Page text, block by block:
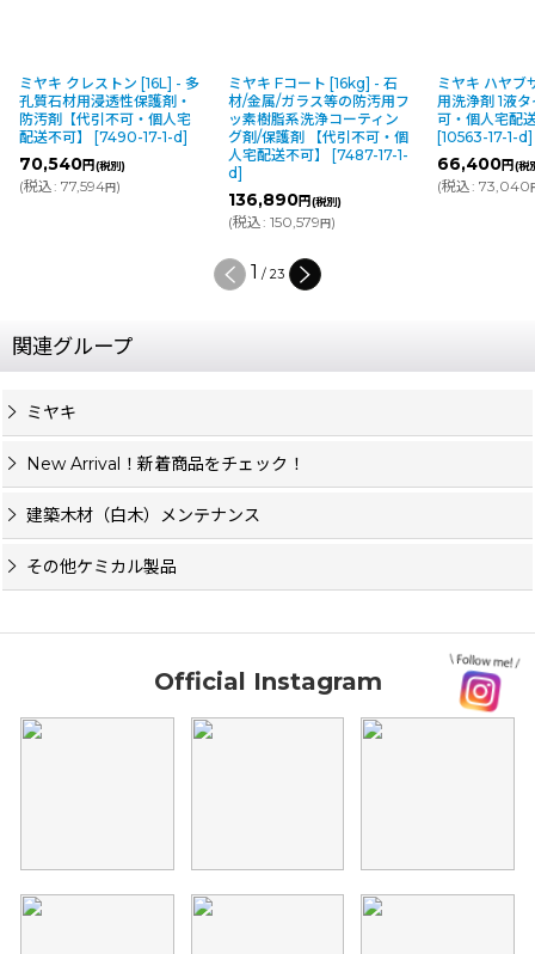
ミヤキ クレストン [16L] - 多
孔質石材用浸透性保護剤・
防汚剤【代引不可・個人宅
配送不可】
[7490-17-1-d]
70,540円(税別)
(税込: 77,594円)
ミヤキ Fコート [16kg] - 石
材/金属/ガラス等の防汚用フ
ッ素樹脂系洗浄コーティン
グ剤/保護剤 【代引不可・個
人宅配送不可】
[7487-17-1-
d]
136,890円(税別)
(税込: 150,579円)
ミヤキ ハヤブ
用洗浄剤 1液
可・個人宅配
[10563-17-1-d]
66,400円(税
(税込: 73,040
1 / 23
関連グループ
ミヤキ
New Arrival！新着商品をチェック！
建築木材（白木）メンテナンス
その他ケミカル製品
Official Instagram